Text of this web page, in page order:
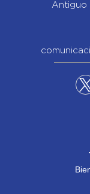
Antiguo